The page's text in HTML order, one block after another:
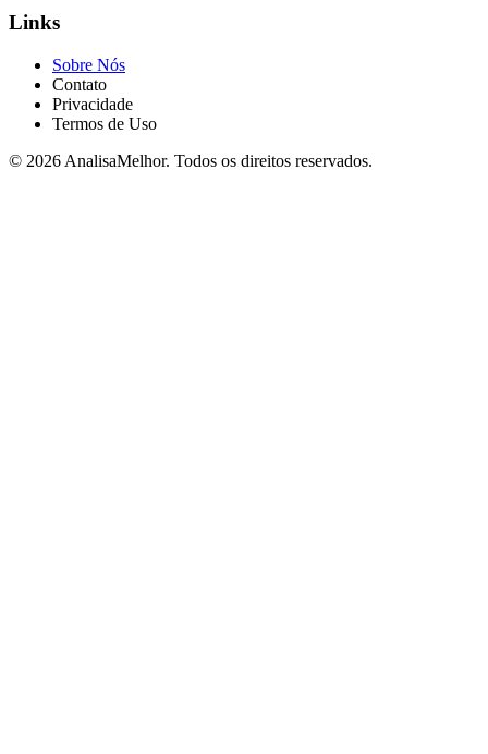
Links
Sobre Nós
Contato
Privacidade
Termos de Uso
© 2026 AnalisaMelhor. Todos os direitos reservados.